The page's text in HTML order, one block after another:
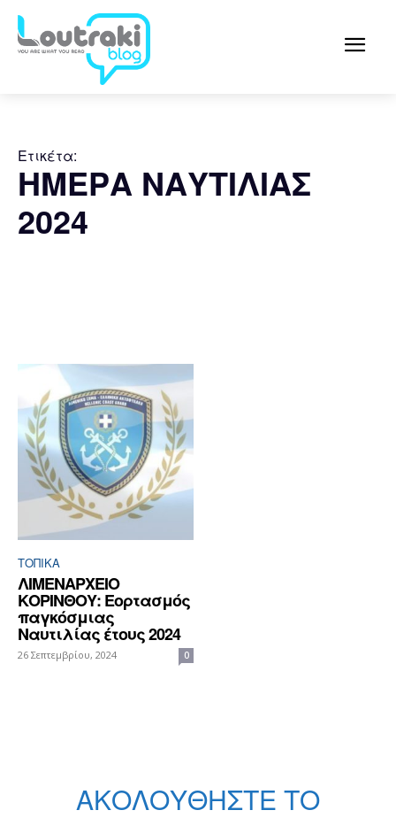
Ετικέτα:
ΗΜΕΡΑ ΝΑΥΤΙΛΙΑΣ
2024
ΤΟΠΙΚΑ
ΛΙΜΕΝΑΡΧΕΙΟ
ΚΟΡΙΝΘΟΥ: Eoρτασμός
παγκόσμιας
Ναυτιλίας έτους 2024
26 Σεπτεμβρίου, 2024 0
ΑΚΟΛΟΥΘΗΣΤΕ ΤΟ